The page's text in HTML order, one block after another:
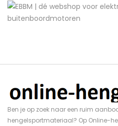
Ben je op zoek naar een ruim
hengelsportmateriaal? Op Online-